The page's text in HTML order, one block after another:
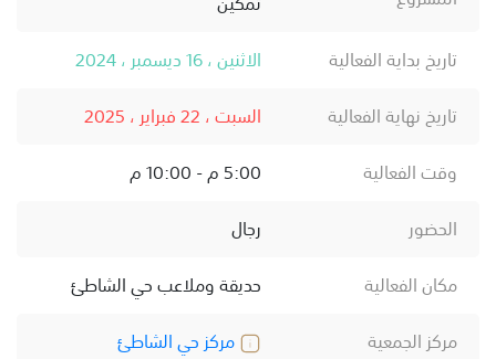
تاريخ بداية الفعالية
الاثنين ، 16 ديسمبر ، 2024
تاريخ نهاية الفعالية
السبت ، 22 فبراير ، 2025
وقت الفعالية
5:00 م - 10:00 م
الحضور
رجال
مكان الفعالية
حديقة وملاعب حي الشاطئ
مركز الجمعية
مركز حي الشاطئ